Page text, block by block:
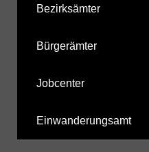
Bezirksämter
Bürgerämter
Jobcenter
Einwanderungsamt